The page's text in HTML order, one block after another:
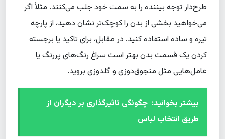
طرح‌دار توجه بیننده را به سمت خود جلب می‌کنند. مثلاً اگر
می‌خواهید بخشی از بدن را کوچک‌تر نشان دهید، از پارچه
تیره و ساده استفاده کنید. در مقابل، برای تاکید یا برجسته
کردن یک قسمت بدن بهتر است سراغ رنگ‌های پررنگ یا
عامل‌هایی مثل منجوق‌دوزی و گلدوزی بروید.
بیشتر بخوانید: چگونگی تاثیرگذاری بر دیگران از
طریق انتخاب لباس